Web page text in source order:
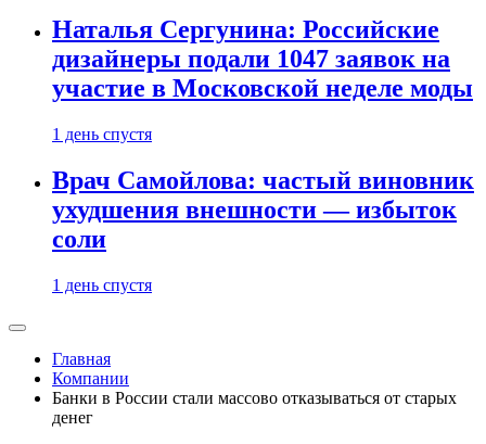
Наталья Сергунина: Российские
дизайнеры подали 1047 заявок на
участие в Московской неделе моды
1 день спустя
Врач Самойлова: частый виновник
ухудшения внешности — избыток
соли
1 день спустя
Главная
Компании
Банки в России стали массово отказываться от старых
денег